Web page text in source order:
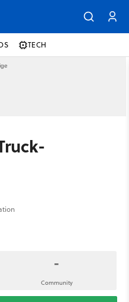
TECH
-
Community